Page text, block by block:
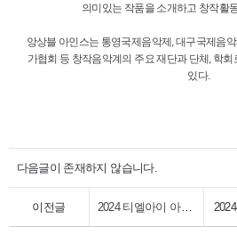
의미있는 작품을 소개하고 창작활
앙상블 아인스는 통영국제음악제, 대구국제음
가협회 등 창작음악계의 주요 재단과 단체, 학
있다.
다음글이 존재하지 않습니다.
이전글 2024 티엘아이 아트센터 상주음악가 - 플루티스트 강주희